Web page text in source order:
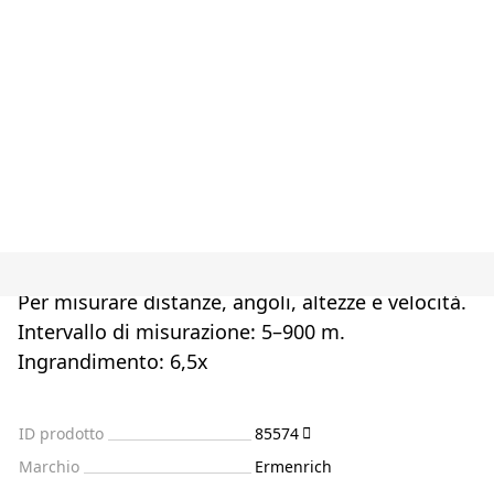
Per misurare distanze, angoli, altezze e velocità.
Intervallo di misurazione: 5–900 m.
Ingrandimento: 6,5x
ID prodotto
85574
Marchio
Ermenrich